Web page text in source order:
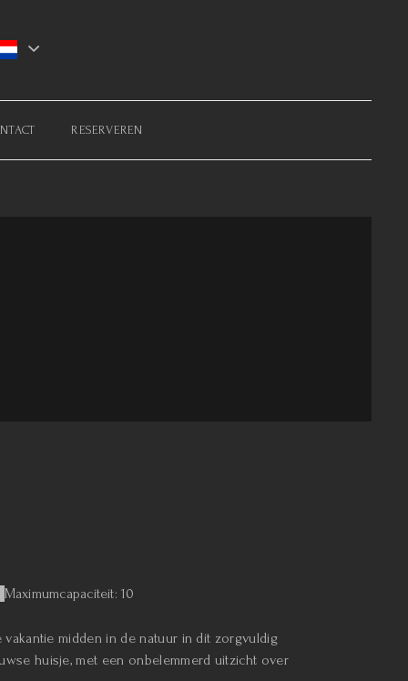
RESERVEREN
Maximumcapaciteit: 10
midden in de natuur in dit zorgvuldig
huisje, met een onbelemmerd uitzicht over